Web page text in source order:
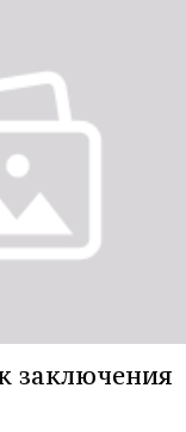
заключения